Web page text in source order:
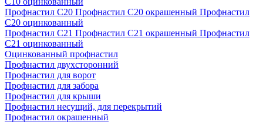
Профнастил С20 Профнастил С20 окрашенный Профнастил
С20 оцинкованный
Профнастил С21 Профнастил С21 окрашенный Профнастил
С21 оцинкованный
Оцинкованный профнастил
Профнастил двухсторонний
Профнастил для ворот
Профнастил для забора
Профнастил для крыши
Профнастил несущий, для перекрытий
Профнастил окрашенный